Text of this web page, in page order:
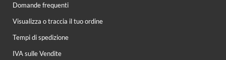
Domande frequenti
Visualizza o traccia il tuo ordine
Tempi di spedizione
IVA sulle Vendite